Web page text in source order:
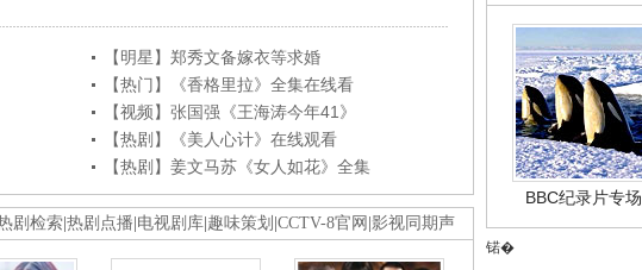
【明星】郑秀文备嫁衣等求婚
【热门】《香格里拉》全集在线看
【视频】张国强《王海涛今年41》
【热剧】《美人心计》在线观看
【热剧】姜文马苏《女人如花》全集
剧检索 热剧点播 电视剧库 趣味策划 CCTV-8官网 影视同期声
BBC纪录片专场
锘�